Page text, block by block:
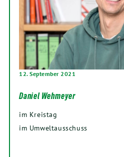
12. September 2021
Daniel Wehmeyer
im Kreistag
im Umweltausschuss